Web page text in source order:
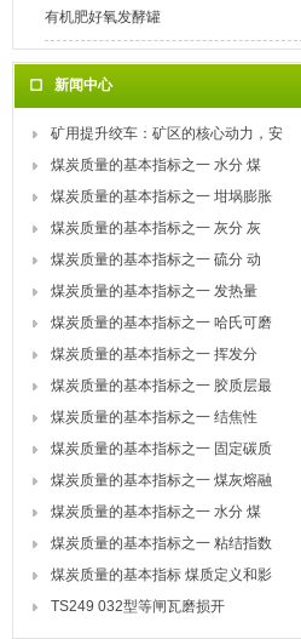
有机肥好氧发酵罐
新闻中心
矿用提升绞车：矿区的核心动力，安
煤炭质量的基本指标之一 水分 煤
煤炭质量的基本指标之一 坩埚膨胀
煤炭质量的基本指标之一 灰分 灰
煤炭质量的基本指标之一 硫分 动
煤炭质量的基本指标之一 发热量
煤炭质量的基本指标之一 哈氏可磨
煤炭质量的基本指标之一 挥发分
煤炭质量的基本指标之一 胶质层最
煤炭质量的基本指标之一 结焦性
煤炭质量的基本指标之一 固定碳质
煤炭质量的基本指标之一 煤灰熔融
煤炭质量的基本指标之一 水分 煤
煤炭质量的基本指标之一 粘结指数
煤炭质量的基本指标 煤质定义和影
TS249 032型等闸瓦磨损开